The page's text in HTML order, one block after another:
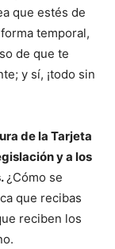
que estés de
temporal,
de que te
y sí, ¡todo sin
de la Tarjeta
y a los
¿Cómo se
que recibas
reciben los